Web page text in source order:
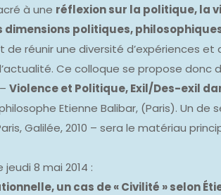
à une réflexion sur la politique, la
politiques,
de réunir une diversité d’expériences et
Ce colloque se propose donc
Violence et Politique, Exil/Des-exil
Etienne Balibar, (Paris). Un de
Galilée, 2010 – sera le matériau
8 mai 2014 :
un cas de « Civilité » selon